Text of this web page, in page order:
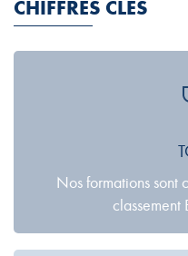
CHIFFRES CLÉS
Nos formations sont